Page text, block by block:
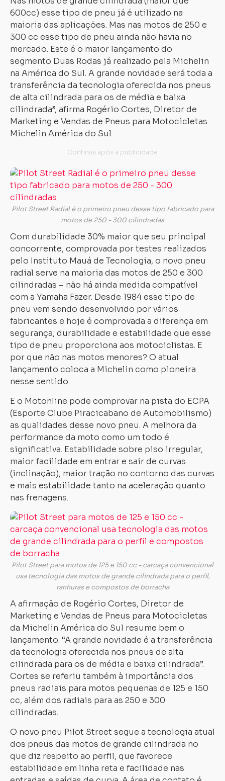
600cc) esse tipo de pneu já é utilizado na
maioria das aplicações. Mas nas motos de 250 e
300 cc esse tipo de pneu ainda não havia no
mercado. Este é o maior lançamento do
segmento Duas Rodas já realizado pela Michelin
na América do Sul. A grande novidade será toda a
transferência da tecnologia oferecida nos pneus
de alta cilindrada para os de média e baixa
cilindrada”, afirma Rogério Cortes, Diretor de
Marketing e Vendas de Pneus para Motocicletas
Michelin América do Sul.
Pilot Street Radial é o primeiro pneu desse tipo fabricado para
motos de 250 - 300 cilindradas
Com durabilidade 30% maior que seu principal
concorrente, comprovada por testes realizados
pelo Instituto Mauá de Tecnologia, o novo pneu
radial serve na maioria das motos de 250 e 300
cilindradas – não há ainda medida compatível
com a Yamaha Fazer. Desde 1984 esse tipo de
pneu vem sendo desenvolvido por vários
fabricantes e hoje é comprovada a diferença em
segurança, durabilidade e estabilidade que esse
tipo de pneu proporciona aos motociclistas. E
por que não nas motos menores? O atual
lançamento coloca a Michelin como pioneira
nesse sentido.
E o Motonline pode comprovar na pista do ECPA
(Esporte Clube Piracicabano de Automobilismo)
as qualidades desse novo pneu. A melhora da
performance da moto como um todo é
significativa. Estabilidade sobre piso irregular,
maior facilidade em entrar e sair de curvas
(inclinação), maior tração no contorno das curvas
e mais estabilidade tanto na aceleração quanto
nas frenagens.
Pilot Street para motos de 125 e 150 cc - carcaça convencional
usa tecnologia das motos de grande cilindrada para o perfil,
ranhuras e compostos de borracha
A afirmação de Rogério Cortes, Diretor de
Marketing e Vendas de Pneus para Motocicletas
da Michelin América do Sul resume bem o
lançamento: “A grande novidade é a transferência
da tecnologia oferecida nos pneus de alta
cilindrada para os de média e baixa cilindrada”.
Cortes se referiu também à importância dos
pneus radiais para motos pequenas de 125 e 150
cc, além dos radiais para as 250 e 300
cilindradas.
O novo pneu Pilot Street segue a tecnologia atual
dos pneus das motos de grande cilindrada no
que diz respeito ao perfil, que favorece
estabilidade em linha reta e facilidade nas